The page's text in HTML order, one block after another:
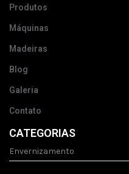
Produtos
Máquinas
Madeiras
Blog
Galeria
Contato
CATEGORIAS
Envernizamento